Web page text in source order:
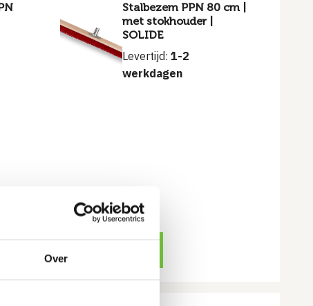
Over
Stalbezem PPN 80 cm |
met stokhouder |
SOLIDE
Levertijd:1-2
werkdagen
€15.00
Oorspronkelijke
was:
13.00
Huidige
is: